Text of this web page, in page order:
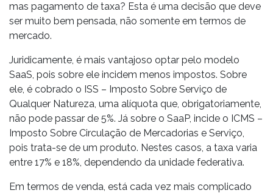
mas pagamento de taxa? Esta é uma decisão que deve
ser muito bem pensada, não somente em termos de
mercado.
Juridicamente, é mais vantajoso optar pelo modelo
SaaS, pois sobre ele incidem menos impostos. Sobre
ele, é cobrado o ISS – Imposto Sobre Serviço de
Qualquer Natureza, uma alíquota que, obrigatoriamente,
não pode passar de 5%. Já sobre o SaaP, incide o ICMS –
Imposto Sobre Circulação de Mercadorias e Serviço,
pois trata-se de um produto. Nestes casos, a taxa varia
entre 17% e 18%, dependendo da unidade federativa.
Em termos de venda, está cada vez mais complicado